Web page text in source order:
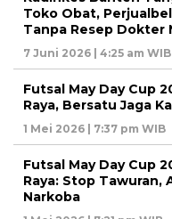
Toko Obat,
Tanpa Resep Dokter
7 Juni 2026 | 4:25 am WIB
Futsal May Day Cup
Raya, Bersatu Jaga
1 Mei 2026 | 7:37 pm WIB
Futsal May Day Cup
Raya: Stop Tawuran,
Narkoba